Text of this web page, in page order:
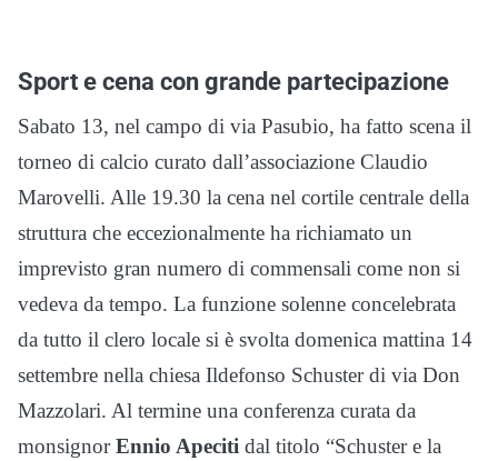
Sport e cena con grande partecipazione
Sabato 13, nel campo di via Pasubio, ha fatto scena il
torneo di calcio curato dall’associazione Claudio
Marovelli. Alle 19.30 la cena nel cortile centrale della
struttura che eccezionalmente ha richiamato un
imprevisto gran numero di commensali come non si
vedeva da tempo. La funzione solenne concelebrata
da tutto il clero locale si è svolta domenica mattina 14
settembre nella chiesa Ildefonso Schuster di via Don
Mazzolari. Al termine una conferenza curata da
monsignorEnnio Apeciti dal titolo “Schuster e la